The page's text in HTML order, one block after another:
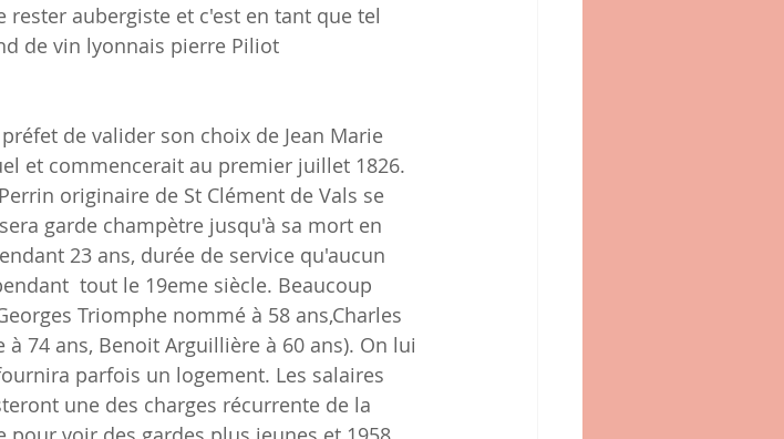
aubergiste et c'est en tant que tel
de vin lyonnais pierre Piliot
de valider son choix de Jean Marie
et commencerait au premier juillet 1826.
originaire de St Clément de Vals se
garde champètre jusqu'à sa mort en
23 ans, durée de service qu'aucun
tout le 19eme siècle. Beaucoup
Triomphe nommé à 58 ans,Charles
74 ans, Benoit Arguillière à 60 ans). On lui
parfois un logement. Les salaires
une des charges récurrente de la